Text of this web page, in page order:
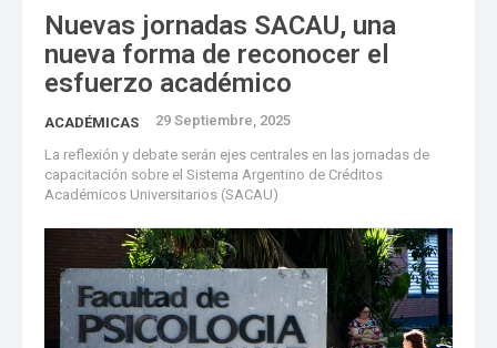
Nuevas jornadas SACAU, una
nueva forma de reconocer el
esfuerzo académico
ACADÉMICAS 29 Septiembre, 2025
La reflexión y debate serán ejes centrales en las jornadas de
capacitación sobre el Sistema Argentino de Créditos
Académicos Universitarios (SACAU)